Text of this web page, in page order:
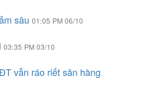
sâu 01:05 PM 06/10
03:35 PM 03/10
vẫn ráo riết săn hàng